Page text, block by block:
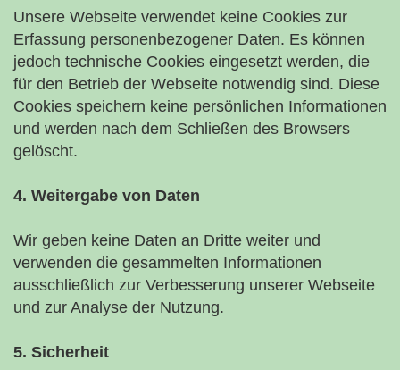
Unsere Webseite verwendet keine Cookies zur
Erfassung personenbezogener Daten. Es können
jedoch technische Cookies eingesetzt werden, die
für den Betrieb der Webseite notwendig sind. Diese
Cookies speichern keine persönlichen Informationen
und werden nach dem Schließen des Browsers
gelöscht.
4. Weitergabe von Daten
Wir geben keine Daten an Dritte weiter und
verwenden die gesammelten Informationen
ausschließlich zur Verbesserung unserer Webseite
und zur Analyse der Nutzung.
5. Sicherheit